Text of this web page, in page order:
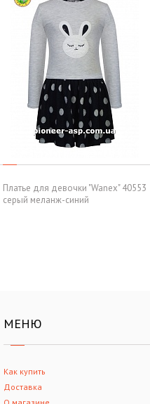
Платье для девочки "Wanex" 40553
серый меланж-синий
МЕНЮ
Как купить
Доставка